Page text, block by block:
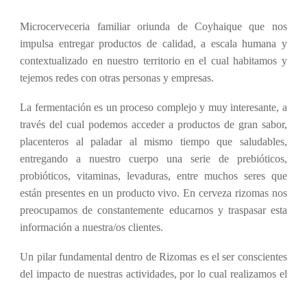
Microcerveceria familiar oriunda de Coyhaique que nos
impulsa entregar productos de calidad, a escala humana y
contextualizado en nuestro territorio en el cual habitamos y
tejemos redes con otras personas y empresas.
La fermentación es un proceso complejo y muy interesante, a
través del cual podemos acceder a productos de gran sabor,
placenteros al paladar al mismo tiempo que saludables,
entregando a nuestro cuerpo una serie de prebióticos,
probióticos, vitaminas, levaduras, entre muchos seres que
están presentes en un producto vivo. En cerveza rizomas nos
preocupamos de constantemente educarnos y traspasar esta
información a nuestra/os clientes.
Un pilar fundamental dentro de Rizomas es el ser conscientes
del impacto de nuestras actividades, por lo cual realizamos el